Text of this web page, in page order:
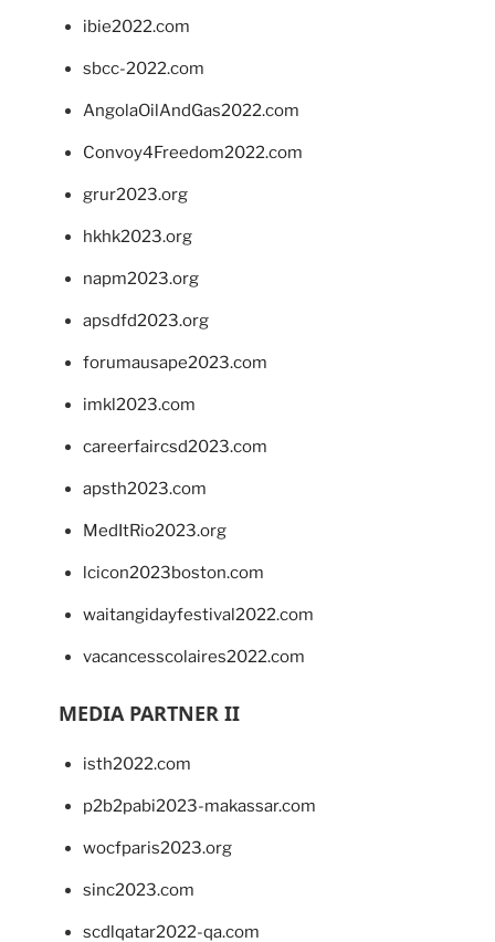
ibie2022.com
sbcc-2022.com
AngolaOilAndGas2022.com
Convoy4Freedom2022.com
grur2023.org
hkhk2023.org
napm2023.org
apsdfd2023.org
forumausape2023.com
imkl2023.com
careerfaircsd2023.com
apsth2023.com
MedItRio2023.org
lcicon2023boston.com
waitangidayfestival2022.com
vacancesscolaires2022.com
MEDIA PARTNER II
isth2022.com
p2b2pabi2023-makassar.com
wocfparis2023.org
sinc2023.com
scdlqatar2022-qa.com